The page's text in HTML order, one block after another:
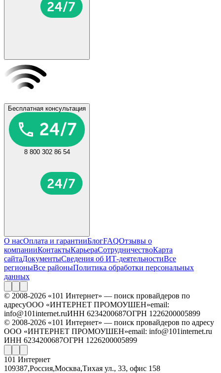
Бесплатная консультация
8 800 302 86 54
О насОплата и гарантииБлогFAQОтзывы о
компанииКонтактыКарьераСотрудничествоКарта
сайтаДокументыСведения об ИТ-деятельностиВсе
регионыВсе районыПолитика обработки персональных
данных
© 2008-2026 «101 Интернет» — поиск провайдеров по
адресуООО «ИНТЕРНЕТ ПРОМОУШЕН»email:
info@101internet.ruИНН 6234200687ОГРН 1226200005899
© 2008-2026 «101 Интернет» — поиск провайдеров по адресу
ООО «ИНТЕРНЕТ ПРОМОУШЕН»email: info@101internet.ru
ИНН 6234200687ОГРН 1226200005899
101 Интернет
109387,Россия,Москва,Тихая ул., 33, офис 158